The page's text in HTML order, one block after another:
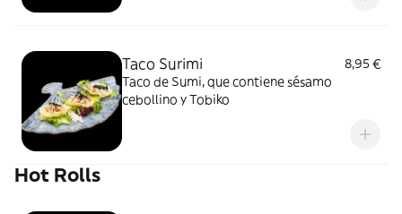
Taco Surimi
8,95 €
Taco de Sumi, que contiene sésamo
cebollino y Tobiko
Hot Rolls